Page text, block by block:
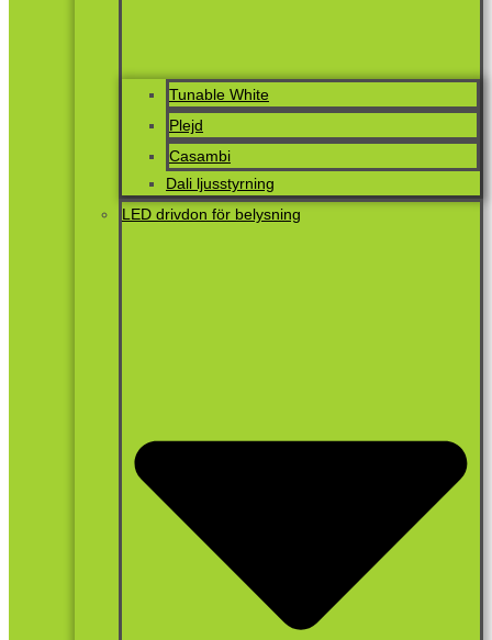
Tunable White
Plejd
Casambi
Dali ljusstyrning
LED drivdon för belysning